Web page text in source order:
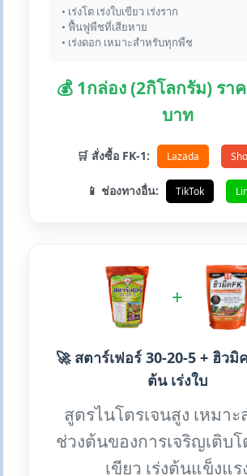
• เร่งโต เร่งใบเขียว เร่งราก
• ฟื้นฟูพืชที่เสียหาย
• เร่งดอก เหมาะสำหรับทุกพืช
💰 1กล่อง (2กิโลกรัม) รา
บาท
🛒 สั่งซื้อ FK-1: Lazada
📱 ช่องทางอื่น: TikTok
+
🚀 สตาร์เฟอร์ 30-20-5 + ฮิวมิ
ต้น เร่งใบ
สูตรไนโตรเจนสูง เหมา
ช่วงต้นของการเจริญเติบโ
เขียว เร่งต้นแข็งแร